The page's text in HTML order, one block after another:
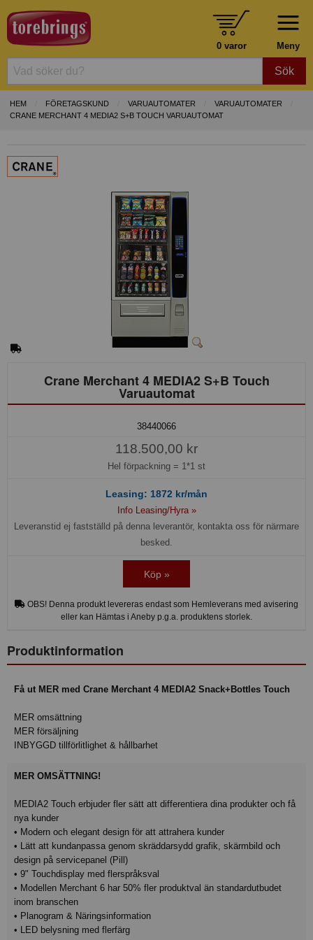
Meny
0 varor
Sök
HEM FÖRETAGSKUND VARUAUTOMATER
VARUAUTOMATER
CRANE MERCHANT 4 MEDIA2 S+B TOUCH VARUAUTOMAT
Crane Merchant 4 MEDIA2 S+B Touch
Varuautomat
38440066
118.500,00 kr
Hel förpackning = 1*1 st
Leasing: 1872 kr/mån
Info Leasing/Hyra »
Leveranstid ej fastställd på denna leverantör, kontakta oss för närmare
besked.
Köp »
OBS! Denna produkt levereras endast som Hemleverans med avisering
eller kan Hämtas i Aneby p.g.a. produktens storlek.
Produktinformation
Få ut MER med Crane Merchant 4 MEDIA2 Snack+Bottles Touch
MER omsättning
MER försäljning
INBYGGD tillförlitlighet & hållbarhet
MER OMSÄTTNING!
MEDIA2 Touch erbjuder fler sätt att differentiera dina produkter och få
nya kunder
• Modern och elegant design för att attrahera kunder
• Lätt att kundanpassa genom skräddarsydd grafik, skärmbild och
design på servicepanel (Pill)
• 9" Touchdisplay med flerspråksval
• Modellen Merchant 6 har 50% fler produktval än standardutbudet
inom branschen
• Planogram & Näringsinformation
• LED belysning med flerfärg